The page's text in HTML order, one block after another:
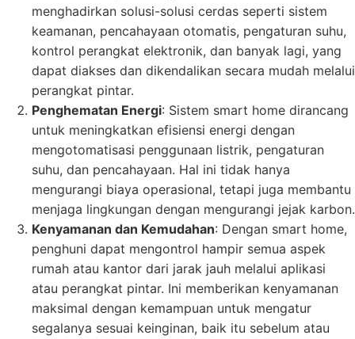
menghadirkan solusi-solusi cerdas seperti sistem
keamanan, pencahayaan otomatis, pengaturan suhu,
kontrol perangkat elektronik, dan banyak lagi, yang
dapat diakses dan dikendalikan secara mudah melalui
perangkat pintar.
Penghematan Energi: Sistem smart home dirancang
untuk meningkatkan efisiensi energi dengan
mengotomatisasi penggunaan listrik, pengaturan
suhu, dan pencahayaan. Hal ini tidak hanya
mengurangi biaya operasional, tetapi juga membantu
menjaga lingkungan dengan mengurangi jejak karbon.
Kenyamanan dan Kemudahan: Dengan smart home,
penghuni dapat mengontrol hampir semua aspek
rumah atau kantor dari jarak jauh melalui aplikasi
atau perangkat pintar. Ini memberikan kenyamanan
maksimal dengan kemampuan untuk mengatur
segalanya sesuai keinginan, baik itu sebelum atau